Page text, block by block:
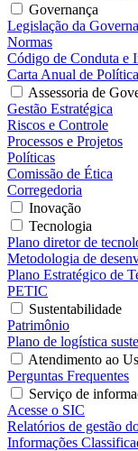
Governança
Legislação da
Normas
Código de Conduta e
Carta Anual de
Assessoria de
Gestão Estratégica
Riscos e Controle
Processos e Projetos
Políticas
Comissão de Ética
Corregedoria
Inovação
Tecnologia
Plano diretor de
Metodologia de
Plano Estratégico de
PETIC
Sustentabilidade
Patrimônio
Plano de logística
Atendimento ao
Perguntas Frequentes
Serviço de
Acesse o SIC
Relatórios de gestão
Informações